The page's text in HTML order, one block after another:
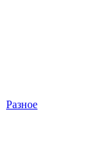
Разное